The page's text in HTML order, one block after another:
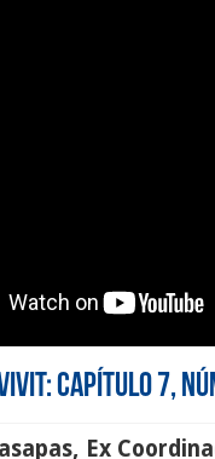
Capítulo 7,
, Ex